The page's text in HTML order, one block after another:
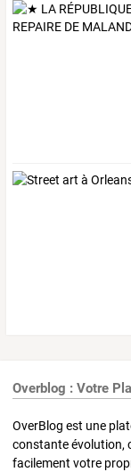
Overblog : Votre
OverBlog est une
constante évolution,
facilement votre